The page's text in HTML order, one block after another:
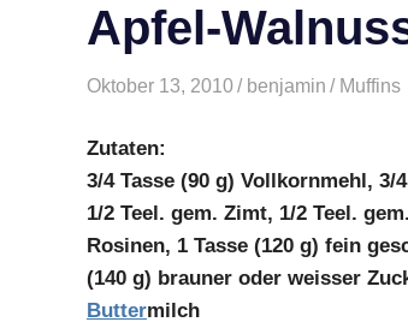
Apfel-
Oktober 13, 2010 benjamin Muffins
Zutaten:
3/4 Tasse (90 g) Vollkornmehl, 3/
1/2 Teel. gem. Zimt, 1/2 Teel.
Rosinen, 1 Tasse (120 g) fein
(140 g) brauner oder weisser
Buttermilch